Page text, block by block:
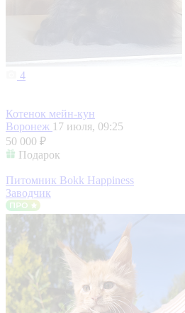
4
Котенок мейн-кун
Воронеж 17 июля, 09:25
50 000 ₽
Подарок
Питомник Bokk Happiness
Заводчик